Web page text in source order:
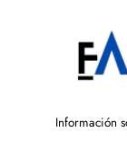
Información